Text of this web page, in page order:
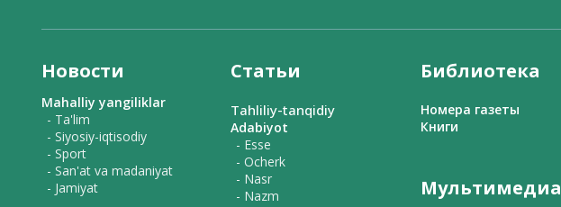
Новости
Mahalliy yangiliklar
- Ta'lim
- Siyosiy-iqtisodiy
- Sport
- San'at va madaniyat
- Jamiyat
Статьи
Tahliliy-tanqidiy
Adabiyot
- Esse
- Ocherk
- Nasr
- Nazm
Библиотека
Номера газеты
Книги
Мультимедиа